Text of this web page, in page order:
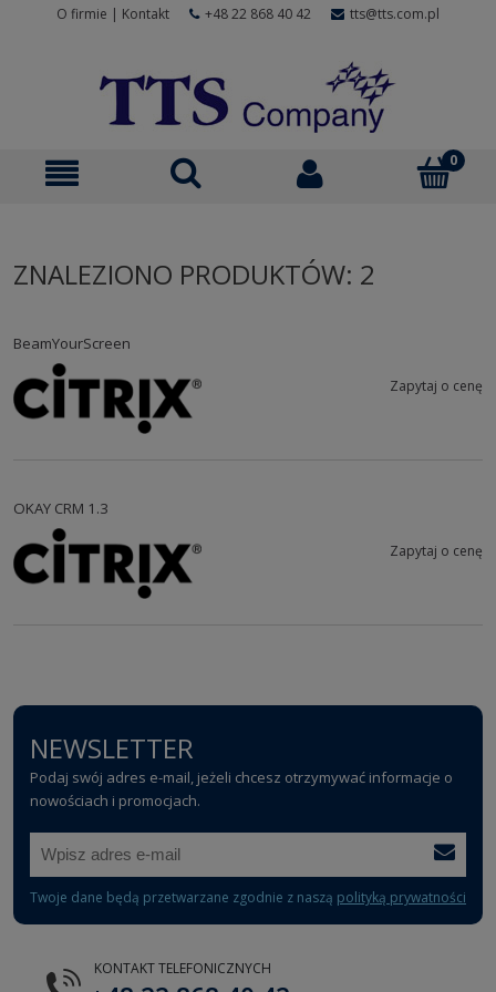
O firmie | Kontakt +48 22 868 40 42 tts@tts.com.pl
ZNALEZIONO PRODUKTÓW: 2
BeamYourScreen
Zapytaj o cenę
OKAY CRM 1.3
Zapytaj o cenę
NEWSLETTER
Podaj swój adres e-mail, jeżeli chcesz otrzymywać informacje o
nowościach i promocjach.
Twoje dane będą przetwarzane zgodnie z naszą polityką prywatności
KONTAKT TELEFONICZNYCH